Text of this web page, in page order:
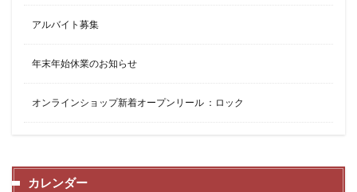
アルバイト募集
年末年始休業のお知らせ
オンラインショップ新着オープンリール ：ロック
カレンダー